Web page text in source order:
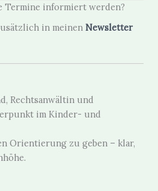
Termine informiert werden?
in meinen Newsletter
Rechtsanwältin und
im Kinder- und
Orientierung zu geben – klar,